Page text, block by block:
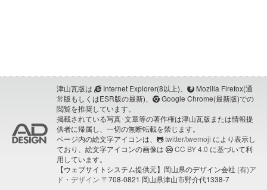
津山瓦版は Internet Explorer(8以上)、
Mozilla Firefox(通
常版もしくはESR版の最新)、
Google Chrome(最新版)での
閲覧を推奨しています。
掲載されている写真･文章等の著作権は津山瓦版または情報提
供者に帰属し、一切の無断転載を禁じます。
ページ内の絵文字アイコンは、
twitter/twemoji により表示し
ており、絵文字アイコンの画像は
CC BY 4.0 に基づいて利
用しています。
【ウェブサイトシステム提供元】岡山県のデザイン会社 (有)ア
ド・デザイン 〒708-0821 岡山県津山市野介代1338-7